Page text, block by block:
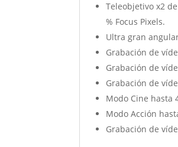
Teleobjetivo x2
% Focus Pixels.
Ultra gran
Grabación de
Grabación de
Grabación de
Modo Cine hasta
Modo Acción
Grabación de